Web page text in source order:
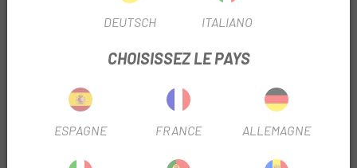
Moteur Shimano EP600 RS Gen2 MC.
d'Orbea qui offre une expérience totalement nouvelle,
éliminant toute autre limitation des eMTB légers de notre
concurrence. L'assistance puissante et naturelle répond
DEUTSCH ITALIANO
CHOISISSEZ LE PAYS
ESPAGNE FRANCE ALLEMAGNE